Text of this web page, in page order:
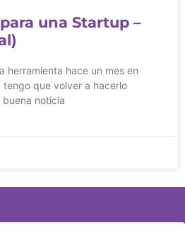
una Startup –
herramienta hace un mes en
que volver a hacerlo
noticia